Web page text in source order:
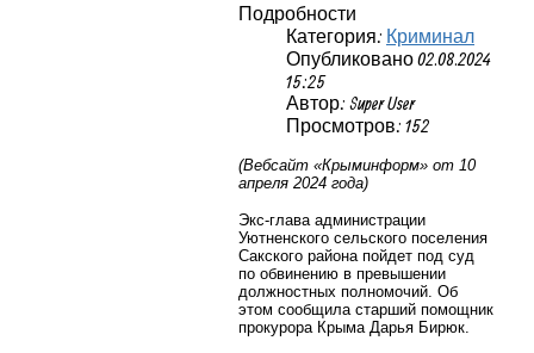
Подробности
Категория: Криминал
Опубликовано 02.08.2024
15:25
Автор: Super User
Просмотров: 152
(Вебсайт «Крыминформ» от 10
апреля 2024 года)
Экс-глава администрации
Уютненского сельского поселения
Сакского района пойдет под суд
по обвинению в превышении
должностных полномочий. Об
этом сообщила старший помощник
прокурора Крыма Дарья Бирюк.